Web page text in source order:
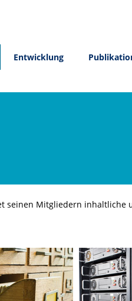
Entwicklung
seinen Mitgliedern